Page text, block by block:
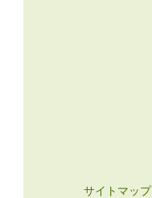
サイトマップ